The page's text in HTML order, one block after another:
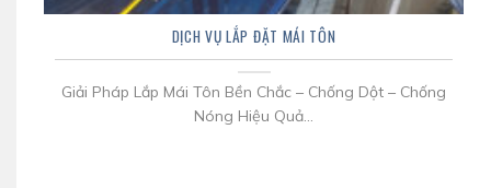
DỊCH VỤ LẮP ĐẶT MÁI TÔN
Giải Pháp Lắp Mái Tôn Bền Chắc – Chống Dột – Chống
Nóng Hiệu Quả...